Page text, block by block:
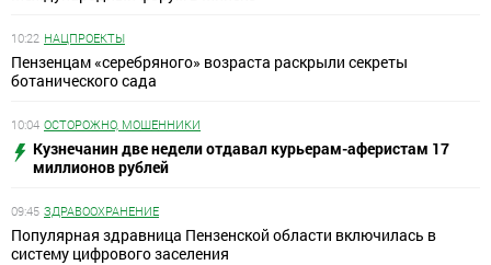
10:22 НАЦПРОЕКТЫ
Пензенцам «серебряного» возраста раскрыли секреты
ботанического сада
10:04 ОСТОРОЖНО, МОШЕННИКИ
Кузнечанин две недели отдавал курьерам-аферистам 17
миллионов рублей
09:45 ЗДРАВООХРАНЕНИЕ
Популярная здравница Пензенской области включилась в
систему цифрового заселения